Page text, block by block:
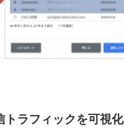
ラフィックを可視化